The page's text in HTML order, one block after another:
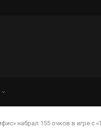
набрал 155 очков в игре с